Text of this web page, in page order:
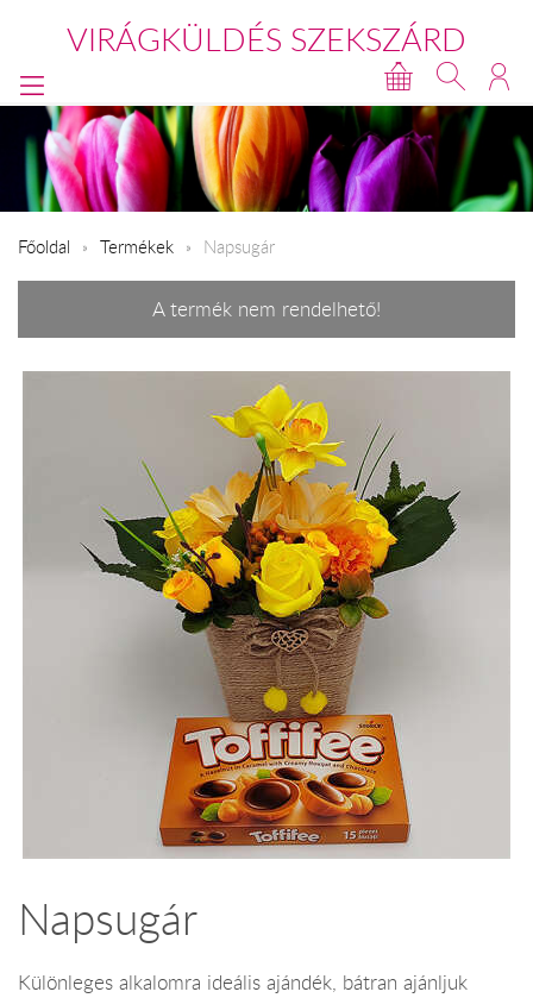
VIRÁGKÜLDÉS SZEKSZÁRD
Főoldal Termékek Napsugár
A termék nem rendelhető!
Napsugár
Különleges alkalomra ideális ajándék, bátran ajánljuk